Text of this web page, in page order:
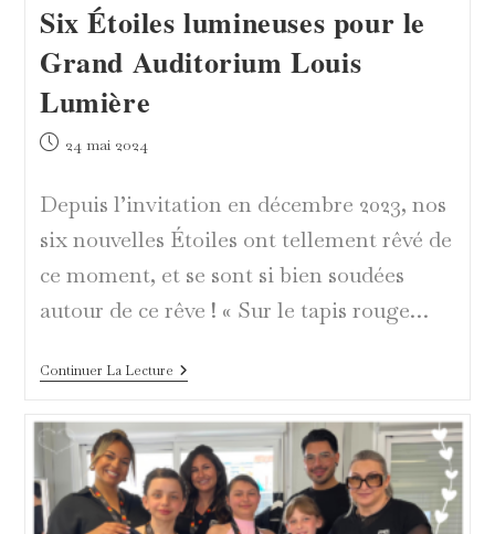
Six Étoiles lumineuses pour le
Grand Auditorium Louis
Lumière
Publication
24 mai 2024
Depuis l’invitation en décembre 2023, nos
six nouvelles Étoiles ont tellement rêvé de
ce moment, et se sont si bien soudées
autour de ce rêve ! « Sur le tapis rouge…
Continuer La LectureSix
Étoiles
Pour
Le
Grand
Auditorium
Louis
Lumière